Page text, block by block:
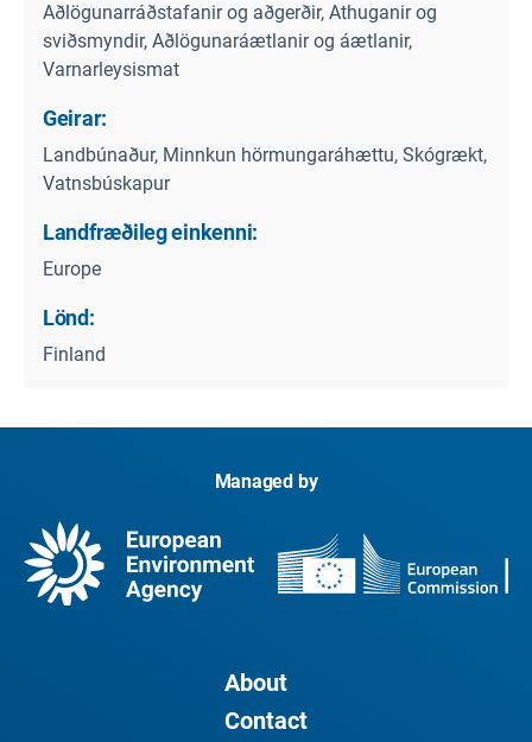
Aðlögunarráðstafanir og aðgerðir, Athuganir og
sviðsmyndir, Aðlögunaráætlanir og áætlanir,
Varnarleysismat
Geirar:
Landbúnaður, Minnkun hörmungaráhættu, Skógrækt,
Vatnsbúskapur
Landfræðileg einkenni:
Europe
Lönd:
Finland
Managed by
About
Contact